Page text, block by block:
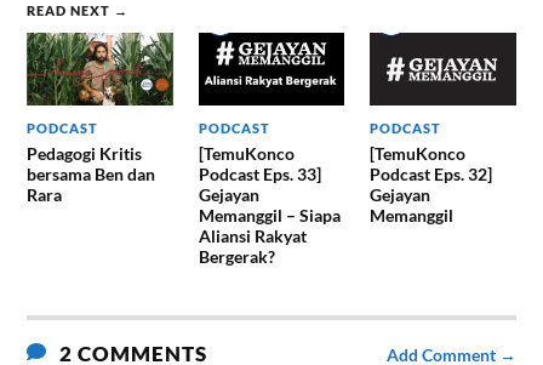
READ NEXT →
PODCAST
Pedagogi Kritis
bersama Ben dan
Rara
PODCAST
[TemuKonco
Podcast Eps. 33]
Gejayan
Memanggil – Siapa
Aliansi Rakyat
Bergerak?
PODCAST
[TemuKonco
Podcast Eps. 32]
Gejayan
Memanggil
2 COMMENTS Add Comment →